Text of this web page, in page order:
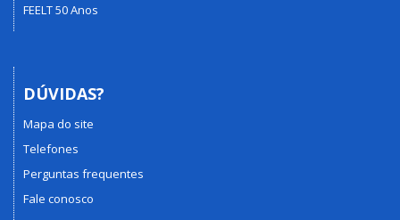
FEELT 50 Anos
DÚVIDAS?
Mapa do site
Telefones
Perguntas frequentes
Fale conosco